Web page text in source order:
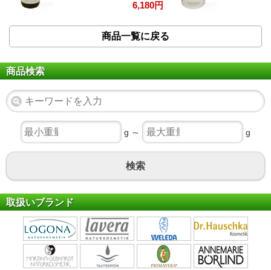
6,180円
商品一覧に戻る
商品検索
g ～ g
検索
取扱いブランド